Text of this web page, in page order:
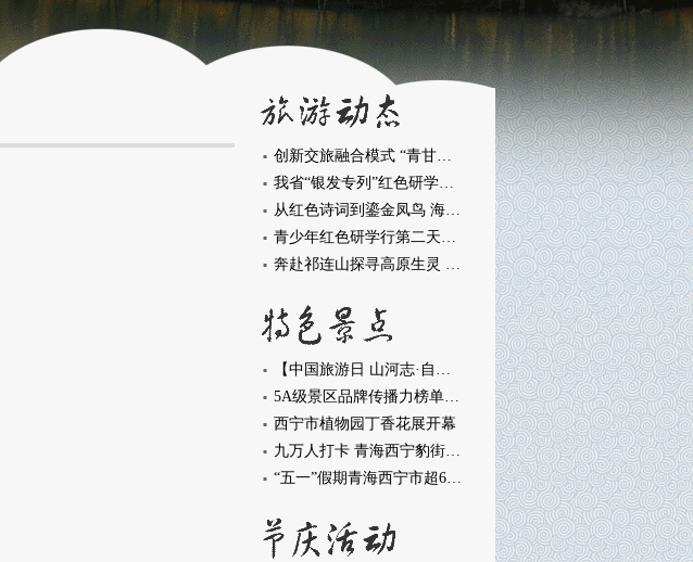
创新交旅融合模式 “青甘循环巴士”带来文旅消费新活力
我省“银发专列”红色研学活动启动
从红色诗词到鎏金凤鸟 海西学子都兰研学“触摸”家乡历史
青少年红色研学行第二天：寻迹香日德 “柴达木第一镇”藏着怎样的故事
奔赴祁连山探寻高原生灵 在青海开启一场别样生态探索之旅
【中国旅游日 山河志·自然篇】高原秘境 山河入画
5A级景区品牌传播力榜单发布 青海湖景区位列全国百强第25位
西宁市植物园丁香花展开幕
九万人打卡 青海西宁豹街盛装开街
“五一”假期青海西宁市超69万人游园赏景